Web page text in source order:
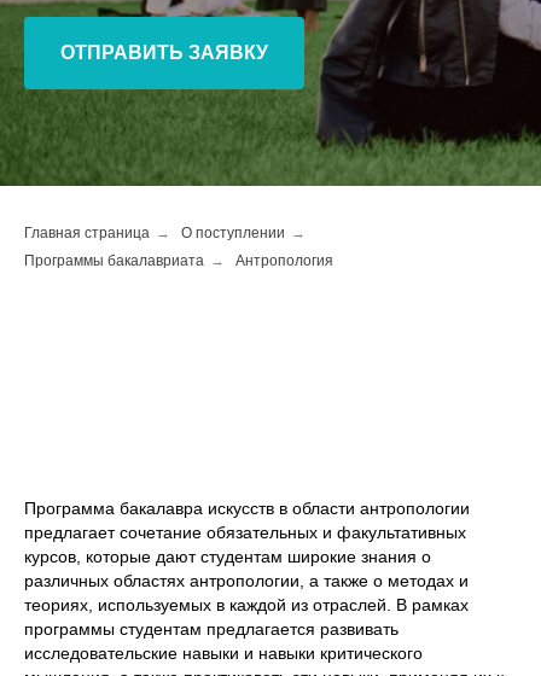
ОТПРАВИТЬ ЗАЯВКУ
Главная страница → О поступлении →
Программы бакалавриата → Антропология
Программа бакалавра искусств в области антропологии
предлагает сочетание обязательных и факультативных
курсов, которые дают студентам широкие знания о
различных областях антропологии, а также о методах и
теориях, используемых в каждой из отраслей. В рамках
программы студентам предлагается развивать
исследовательские навыки и навыки критического